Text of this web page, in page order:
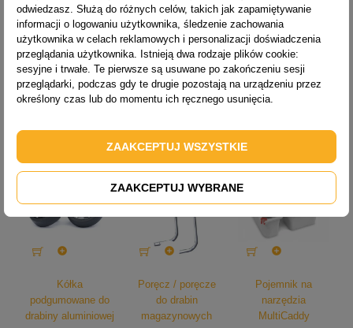
profesjonalna 4x3
Forte 4410
Cena
723,00 zł
BYĆ MOŻE ZAINTERESUJĄ CIĘ TEŻ

Kółka
podgumowane do
drabiny aluminiowej

Poręcz / poręcze
do drabin
magazynowych

Pojemnik na
narzędzia
MultiCaddy
odwiedzasz. Służą do różnych celów, takich jak zapamiętywanie
informacji o logowaniu użytkownika, śledzenie zachowania
użytkownika w celach reklamowych i personalizacji doświadczenia
przeglądania użytkownika. Istnieją dwa rodzaje plików cookie:
sesyjne i trwałe. Te pierwsze są usuwane po zakończeniu sesji
przeglądarki, podczas gdy te drugie pozostają na urządzeniu przez
określony czas lub do momentu ich ręcznego usunięcia.
ZAAKCEPTUJ WYBRANE
ZAAKCEPTUJ WSZYSTKIE